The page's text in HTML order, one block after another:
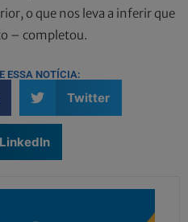
o que nos leva a inferir que
– completou.
ESSA NOTÍCIA:
Twitter
LinkedIn